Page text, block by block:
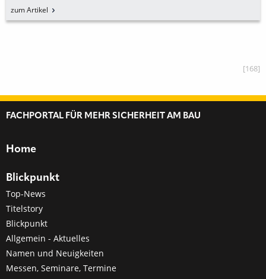
zum Artikel
[168]
FACHPORTAL FÜR MEHR SICHERHEIT AM BAU
Home
Blickpunkt
Top-News
Titelstory
Blickpunkt
Allgemein - Aktuelles
Namen und Neuigkeiten
Messen, Seminare, Termine